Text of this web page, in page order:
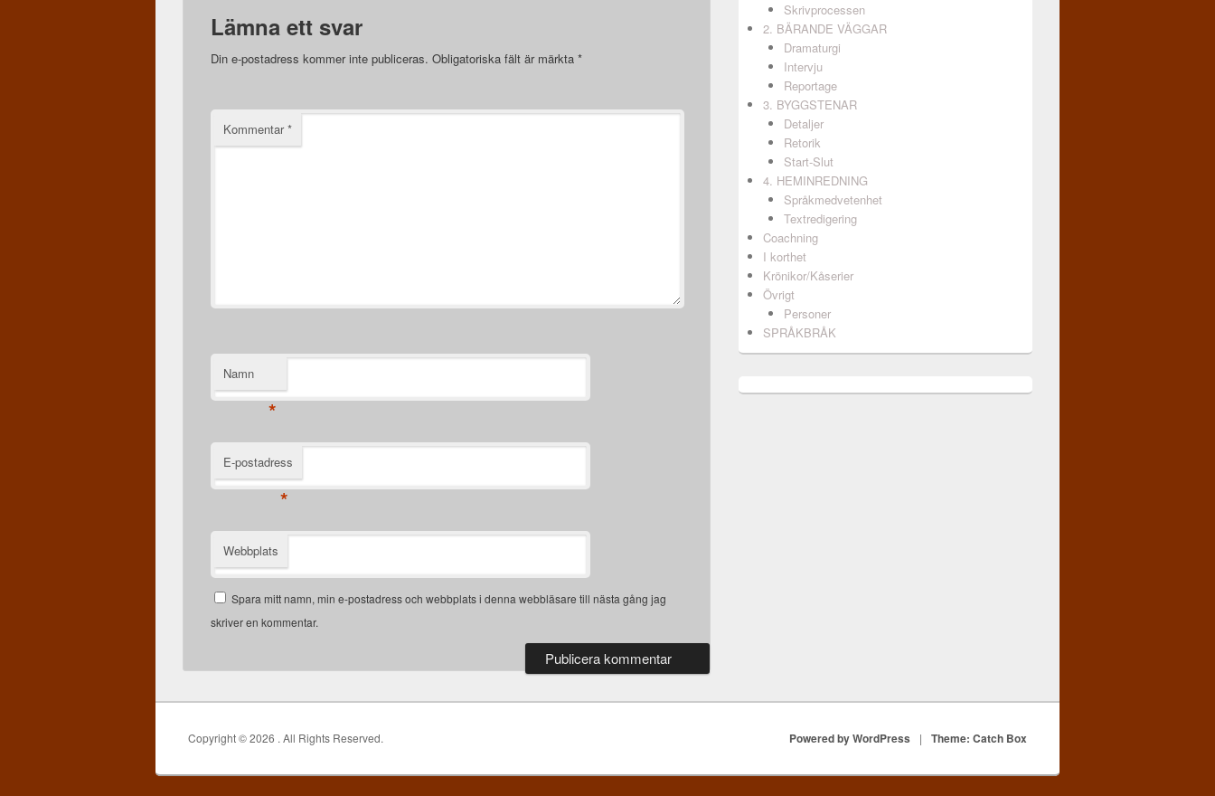
Lämna ett svar
Din e-postadress kommer inte publiceras. Obligatoriska fält är märkta *
Kommentar*
Namn
*
E-postadress
*
Webbplats
Spara mitt namn, min e-postadress och webbplats i denna webbläsare till nästa gång jag
skriver en kommentar.
Skrivprocessen
2. BÄRANDE VÄGGAR
Dramaturgi
Intervju
Reportage
3. BYGGSTENAR
Detaljer
Retorik
Start-Slut
4. HEMINREDNING
Språkmedvetenhet
Textredigering
Coachning
I korthet
Krönikor/Kåserier
Övrigt
Personer
SPRÅKBRÅK
Copyright © 2026 . All Rights Reserved. Powered by WordPress | Theme: Catch Box